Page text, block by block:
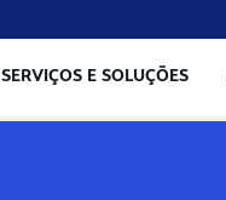
SERVIÇOS E SOLUÇÕES